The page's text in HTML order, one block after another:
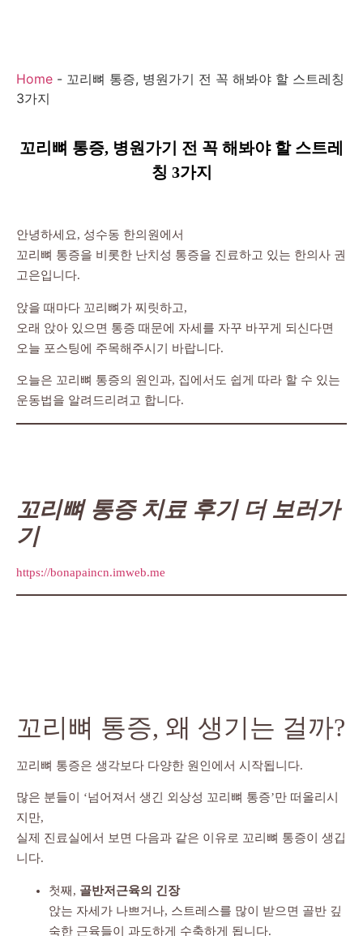
Home - 꼬리뼈 통증, 병원가기 전 꼭 해봐야 할 스트레칭
3가지
꼬리뼈 통증, 병원가기 전 꼭 해봐야 할 스트레
칭 3가지
안녕하세요, 성수동 한의원에서
꼬리뼈 통증을 비롯한 난치성 통증을 진료하고 있는 한의사 권
고은입니다.
앉을 때마다 꼬리뼈가 찌릿하고,
오래 앉아 있으면 통증 때문에 자세를 자꾸 바꾸게 되신다면
오늘 포스팅에 주목해주시기 바랍니다.
오늘은 꼬리뼈 통증의 원인과, 집에서도 쉽게 따라 할 수 있는
운동법을 알려드리려고 합니다.
꼬리뼈 통증 치료 후기 더 보러가
기
https://bonapaincn.imweb.me
꼬리뼈 통증, 왜 생기는 걸까?
꼬리뼈 통증은 생각보다 다양한 원인에서 시작됩니다.
많은 분들이 ‘넘어져서 생긴 외상성 꼬리뼈 통증’만 떠올리시
지만,
실제 진료실에서 보면 다음과 같은 이유로 꼬리뼈 통증이 생깁
니다.
첫째, 골반저근육의 긴장
앉는 자세가 나쁘거나, 스트레스를 많이 받으면 골반 깊
숙한 근육들이 과도하게 수축하게 됩니다.